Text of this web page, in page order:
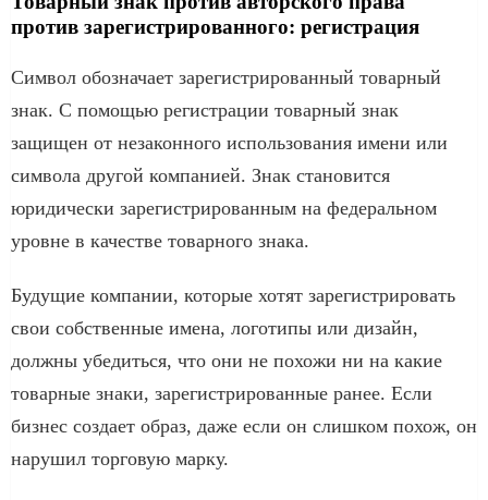
против зарегистрированного: регистрация
Символ обозначает зарегистрированный товарный
знак. С помощью регистрации товарный знак
защищен от незаконного использования имени или
символа другой компанией. Знак становится
юридически зарегистрированным на федеральном
уровне в качестве товарного знака.
Будущие компании, которые хотят зарегистрировать
свои собственные имена, логотипы или дизайн,
должны убедиться, что они не похожи ни на какие
товарные знаки, зарегистрированные ранее. Если
бизнес создает образ, даже если он слишком похож, он
нарушил торговую марку.